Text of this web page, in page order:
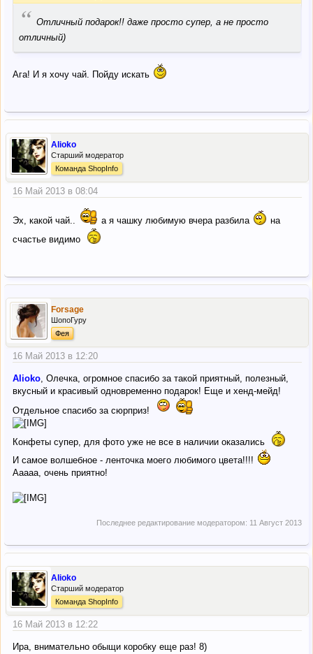
“ Отличный подарок!! даже просто супер, а не просто
отличный)
Ага! И я хочу чай. Пойду искать
Alioko
Старший модератор
Команда ShopInfo
16 Май 2013 в 08:04
Эх, какой чай.. а я чашку любимую вчера разбила
на
счастье видимо
Forsage
ШопоГуру
Фея
16 Май 2013 в 12:20
Alioko, Олечка, огромное спасибо за такой приятный, полезный,
вкусный и красивый одновременно подарок! Еще и хенд-мейд!
Отдельное спасибо за сюрприз!
Конфеты супер, для фото уже не все в наличии оказались
И самое волшебное - ленточка моего любимого цвета!!!!
Ааааа, очень приятно!
Последнее редактирование модератором: 11 Август 2013
Alioko
Старший модератор
Команда ShopInfo
16 Май 2013 в 12:22
Ира, внимательно обыщи коробку еще раз! 8)